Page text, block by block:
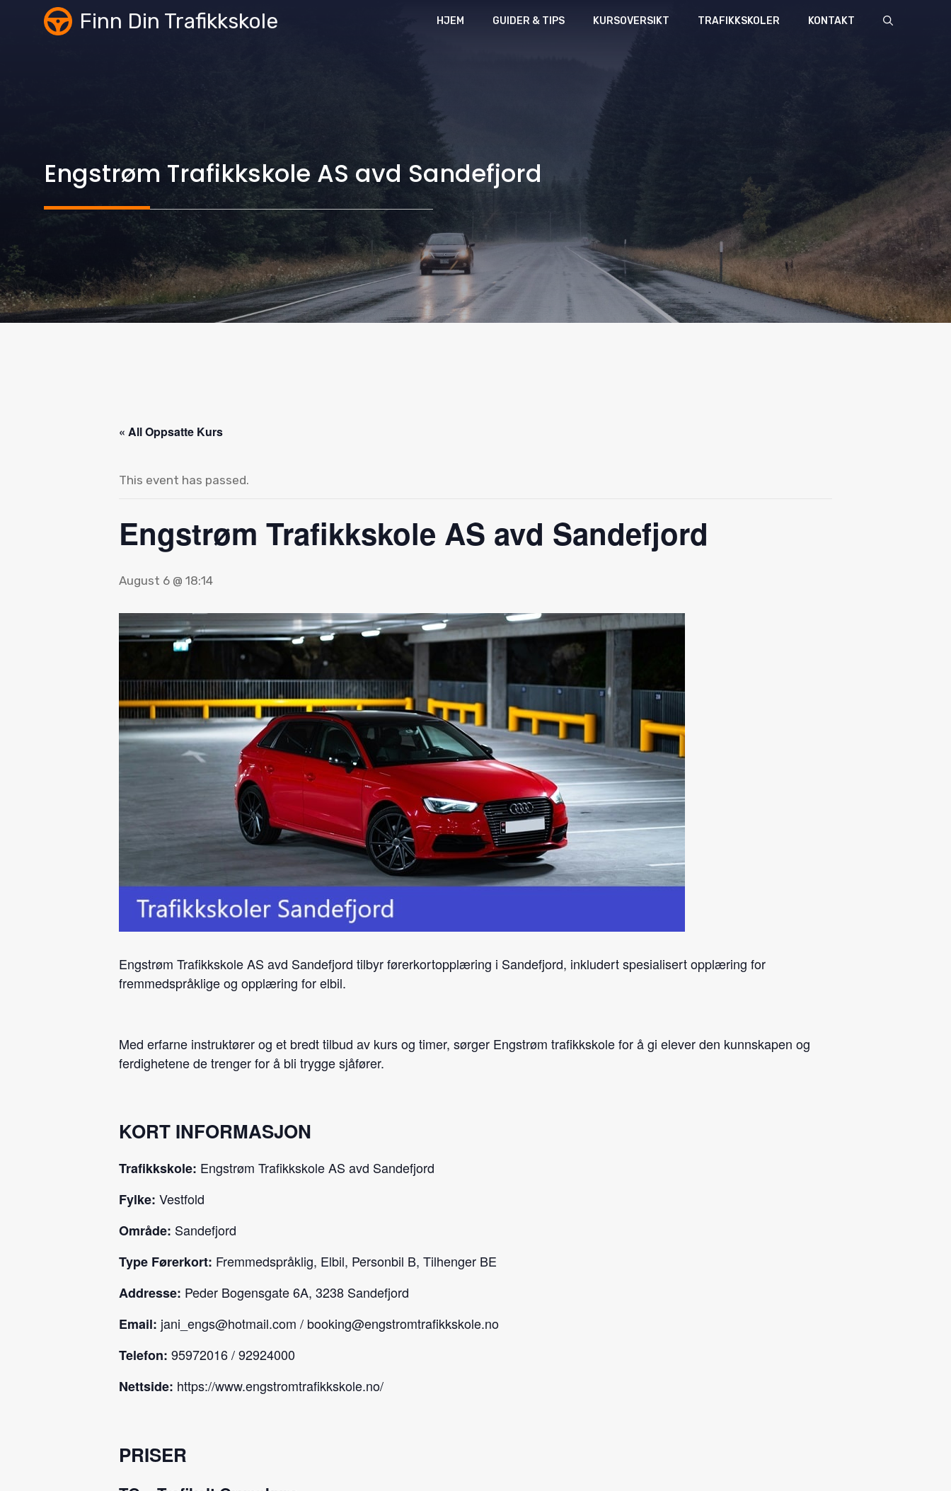
Finn Din Trafikkskole HJEM GUIDER & TIPS KURSOVERSIKT TRAFIKKSKOLER KONTAKT
Engstrøm Trafikkskole AS avd Sandefjord
« All Oppsatte Kurs
This event has passed.
Engstrøm Trafikkskole AS avd Sandefjord
August 6 @ 18:14
Engstrøm Trafikkskole AS avd Sandefjord tilbyr førerkortopplæring i Sandefjord, inkludert spesialisert opplæring for
fremmedspråklige og opplæring for elbil.
Med erfarne instruktører og et bredt tilbud av kurs og timer, sørger Engstrøm trafikkskole for å gi elever den kunnskapen og
ferdighetene de trenger for å bli trygge sjåfører.
KORT INFORMASJON
Trafikkskole: Engstrøm Trafikkskole AS avd Sandefjord
Fylke: Vestfold
Område: Sandefjord
Type Førerkort: Fremmedspråklig, Elbil, Personbil B, Tilhenger BE
Addresse: Peder Bogensgate 6A, 3238 Sandefjord
Email: jani_engs@hotmail.com / booking@engstromtrafikkskole.no
Telefon: 95972016 / 92924000
Nettside: https://www.engstromtrafikkskole.no/
PRISER